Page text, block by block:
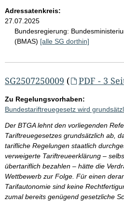
Adressatenkreis:
27.07.2025
Bundesregierung:
(BMAS) [alle SG dorthin]
SG2507250009 ( PDF - 3
Zu Regelungsvorhaben:
Bundestariftreuegesetz wird
Der BTGA lehnt den vorliegenden
Tariftreuegesetzes grundsätzlich ab,
tarifliche Regelungen staatlich
verweigerte Tariftreueerklärung –
übertariflich bezahlen – hätte die
Wettbewerb zur Folge. Für einen
Tarifautonomie sind keine
zumal bereits genügend gesetzliche